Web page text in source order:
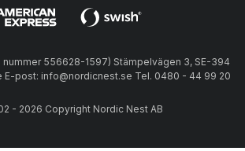
nummer 556628-1597) Stämpelvägen 3, SE-394
E-post: info@nordicnest.se Tel. 0480 - 44 99 20
- 2026 Copyright Nordic Nest AB